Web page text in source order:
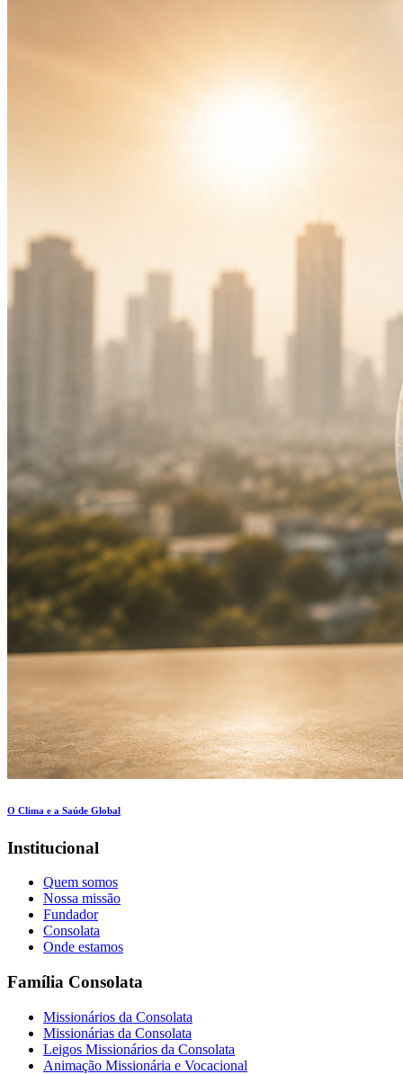
O Clima e a Saúde Global
Institucional
Quem somos
Nossa missão
Fundador
Consolata
Onde estamos
Família Consolata
Missionários da Consolata
Missionárias da Consolata
Leigos Missionários da Consolata
Animação Missionária e Vocacional